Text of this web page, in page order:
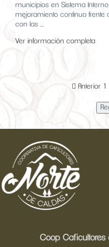
municipios en Sistema
mejoramiento continuo frente
con las ...
Ver información completa
Anterior 1
Coop Caficultores